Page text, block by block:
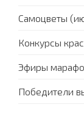
Самоцветы
Конкурсы
Эфиры
Победители